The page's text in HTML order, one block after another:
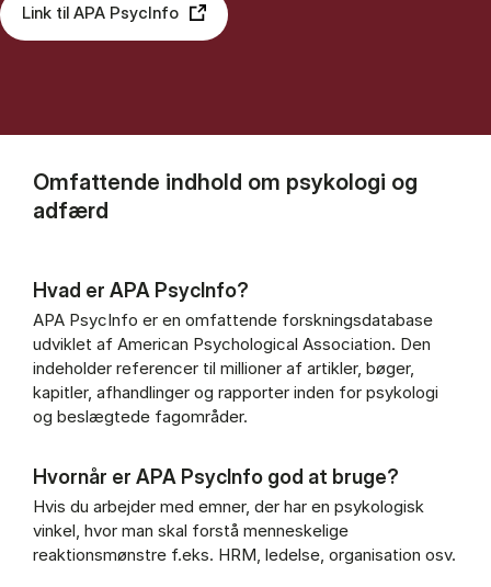
Link til APA PsycInfo
Omfattende indhold om psykologi og
adfærd
Hvad er APA PsycInfo?
APA PsycInfo er en omfattende forskningsdatabase
udviklet af American Psychological Association. Den
indeholder referencer til millioner af artikler, bøger,
kapitler, afhandlinger og rapporter inden for psykologi
og beslægtede fagområder.
Hvornår er APA PsycInfo god at bruge?
Hvis du arbejder med emner, der har en psykologisk
vinkel, hvor man skal forstå menneskelige
reaktionsmønstre f.eks. HRM, ledelse, organisation osv.